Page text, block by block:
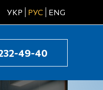
УКР РУС ENG
49-40